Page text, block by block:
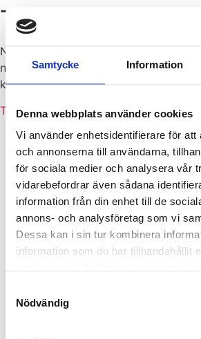
Samtycke Information
Denna webbplats använder cookies
Vi använder enhetsidentifierare för att
och annonserna till användarna,
för sociala medier och analysera vår
vidarebefordrar även sådana
information från din enhet till de
annons- och analysföretag som vi
Dessa kan i sin tur kombinera
information som du har tillhandahållit
Nödvändig
Tack för din
Någon från förskolan kontaktar dig
några frågor redan nu kan du alltid
kontaktaantagning@snigeln.se
Tillbaka till startsidan